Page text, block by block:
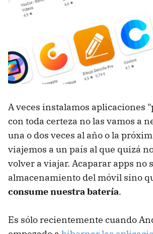
A veces instalamos aplicaciones
con toda certeza no las vamos a
una o dos veces al año o la
viajemos a un país al que quizá
volver a viajar. Acaparar apps no
almacenamiento del móvil sino
consume nuestra batería.
Es sólo recientemente cuando